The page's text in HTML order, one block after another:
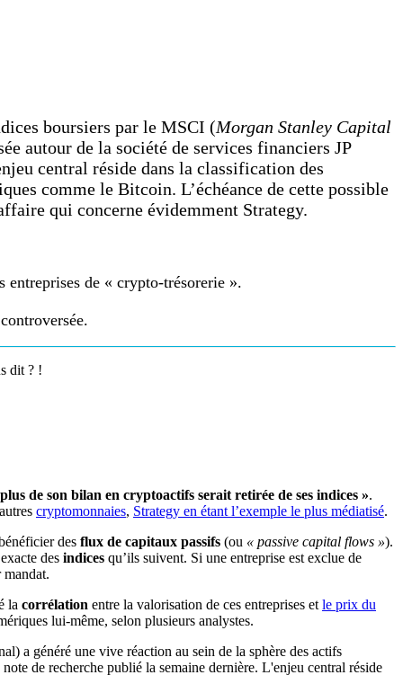
boursiers par le MSCI (Morgan Stanley Capital
autour de la société de services financiers JP
central réside dans la classification des
comme le Bitcoin. L’échéance de cette possible
qui concerne évidemment Strategy.
entreprises de « crypto-trésorerie ».
dit ? !
de son bilan en cryptoactifs serait retirée de ses indices ».
cryptomonnaies, Strategy en étant l’exemple le plus médiatisé.
des flux de capitaux passifs (ou « passive capital flows »).
des indices qu’ils suivent. Si une entreprise est exclue de
mandat.
la corrélation entre la valorisation de ces entreprises et le prix du
lui-même, selon plusieurs analystes.